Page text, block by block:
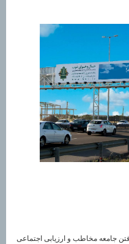
جامعه مخاطب و ارزیابی اجتماعی